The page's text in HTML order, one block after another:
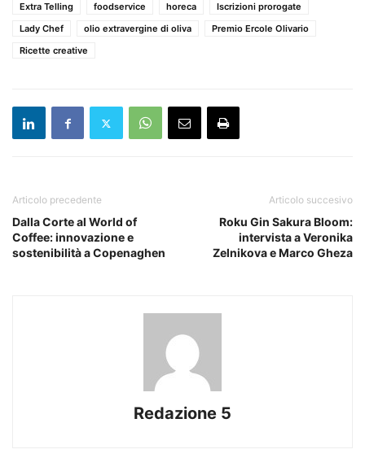
Extra Telling
foodservice horeca
Iscrizioni prorogate
Lady Chef
olio extravergine di oliva
Premio Ercole Olivario
Ricette creative
Articolo precedente
Dalla Corte al World of
Coffee: innovazione e
sostenibilità a Copenaghen
Articolo succesivo
Roku Gin Sakura Bloom:
intervista a Veronika
Zelnikova e Marco Gheza
Redazione 5